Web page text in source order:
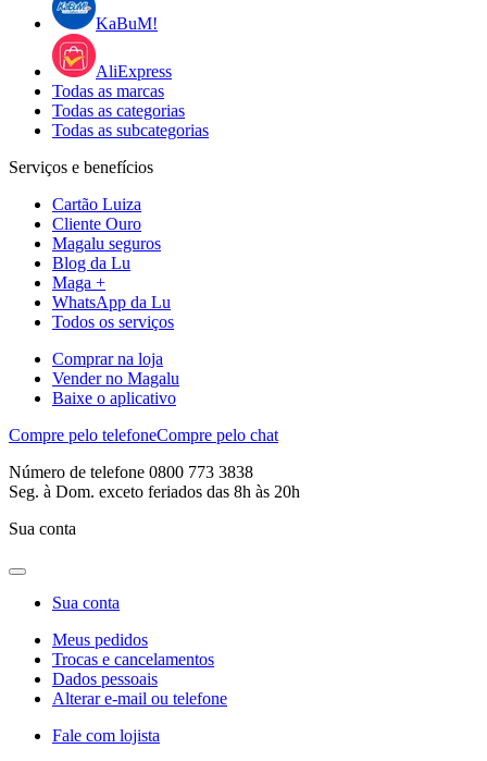
KaBuM!
AliExpress
Todas as marcas
Todas as categorias
Todas as subcategorias
Serviços e benefícios
Cartão Luiza
Cliente Ouro
Magalu seguros
Blog da Lu
Maga +
WhatsApp da Lu
Todos os serviços
Comprar na loja
Vender no Magalu
Baixe o aplicativo
Compre pelo telefoneCompre pelo chat
Número de telefone 0800 773 3838
Seg. à Dom. exceto feriados das 8h às 20h
Sua conta
Sua conta
Meus pedidos
Trocas e cancelamentos
Dados pessoais
Alterar e-mail ou telefone
Fale com lojista